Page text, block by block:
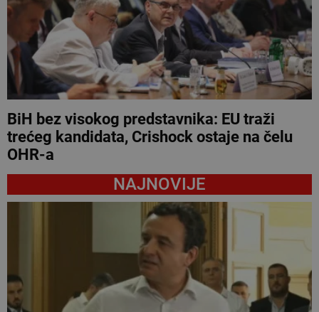
BiH bez visokog predstavnika: EU traži
trećeg kandidata, Crishock ostaje na čelu
OHR-a
NAJNOVIJE